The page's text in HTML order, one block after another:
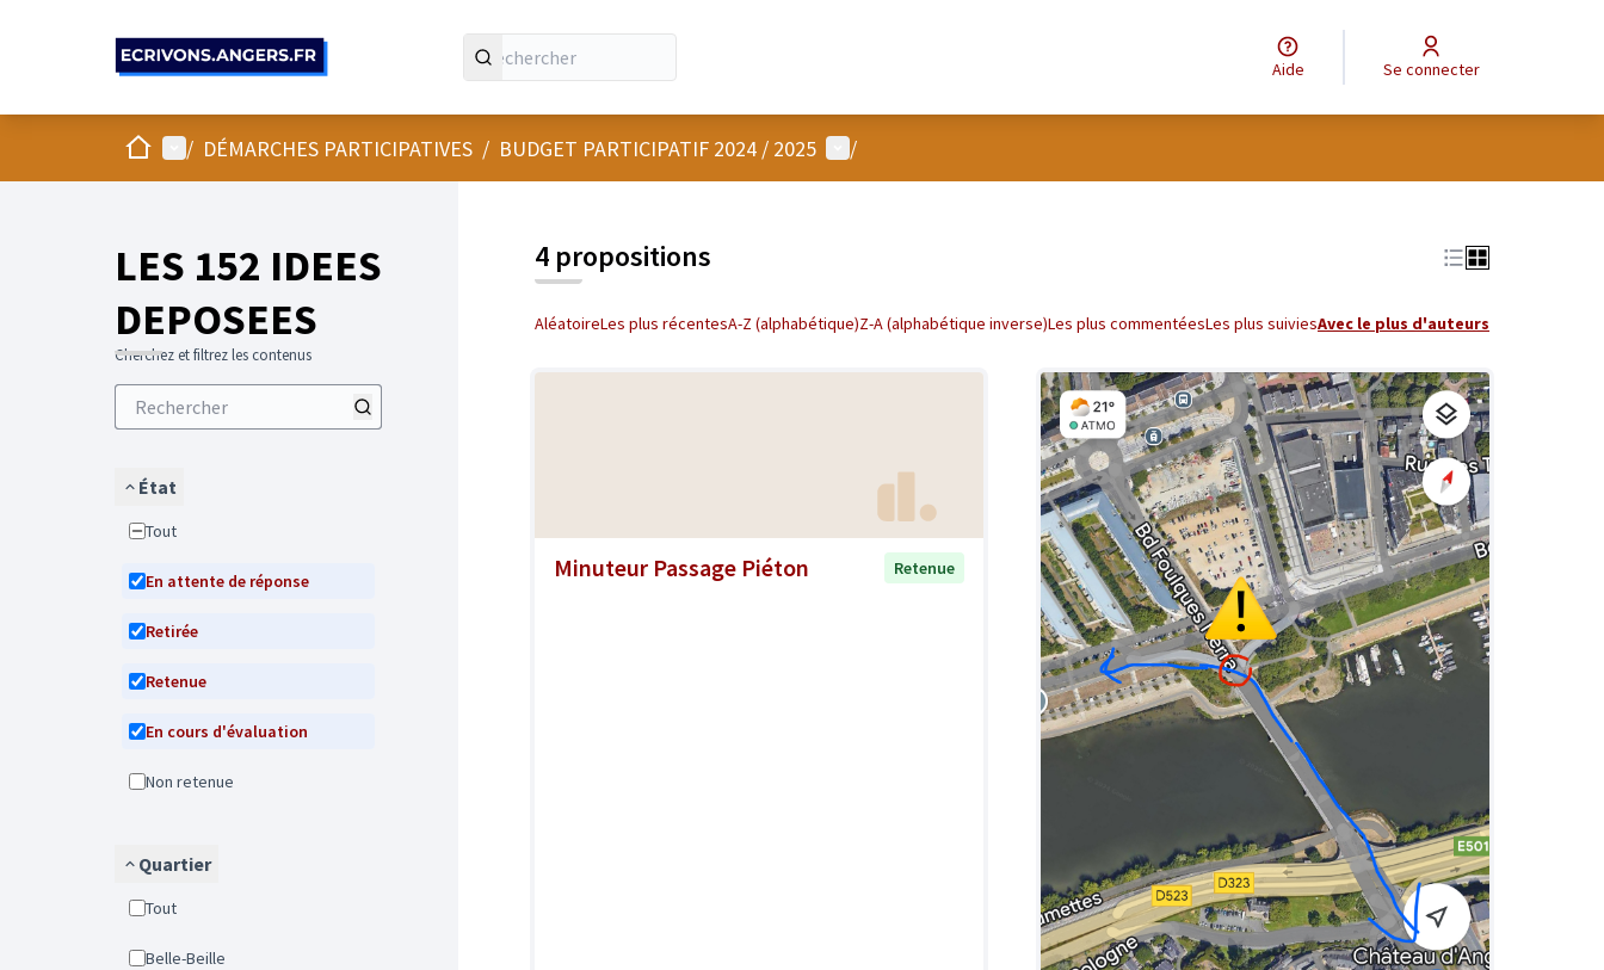
Aide Se connecter
AccueilMenu principal
/ DÉMARCHES PARTICIPATIVES / BUDGET PARTICIPATIF 2024 / 2025 Menu utilisateur
/
LES 152 IDEES
DEPOSEES
Cherchez et filtrez les contenus
État
Tout
En attente de réponse
Retirée
Retenue
En cours d'évaluation
Non retenue
Quartier
Tout
Belle-Beille
4 propositions
AléatoireLes plus récentesA-Z (alphabétique)Z-A (alphabétique inverse)Les plus commentéesLes plus suiviesAvec le plus d'auteurs
Minuteur Passage Piéton Retenue